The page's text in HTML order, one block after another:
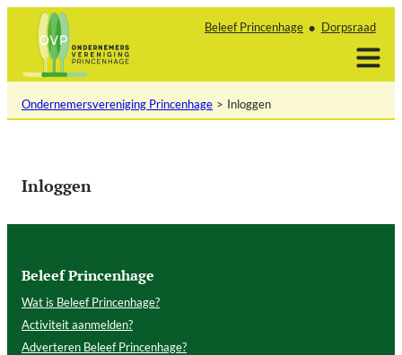
inhoud
Beleef Princenhage Dorpsraad
Ondernemersvereniging Princenhage Inloggen
Inloggen
Beleef Princenhage
Wat is Beleef Princenhage?
Activiteit aanmelden?
Adverteren Beleef Princenhage?